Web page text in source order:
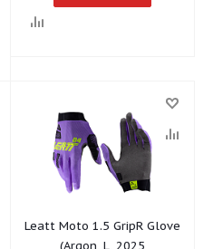
Leatt Moto 1.5 GripR Glove
(Argon, L, 2025